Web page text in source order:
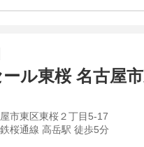
ル東桜 名古屋
市東区東桜２丁目5-17
桜通線 高岳駅 徒歩5分